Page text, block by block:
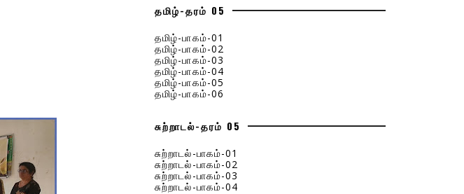
தமிழ்-தரம் 05
தமிழ்-பாகம்-01
தமிழ்-பாகம்-02
தமிழ்-பாகம்-03
தமிழ்-பாகம்-04
தமிழ்-பாகம்-05
தமிழ்-பாகம்-06
சுற்றாடல்-தரம் 05
சுற்றாடல்-பாகம்-01
சுற்றாடல்-பாகம்-02
சுற்றாடல்-பாகம்-03
சுற்றாடல்-பாகம்-04